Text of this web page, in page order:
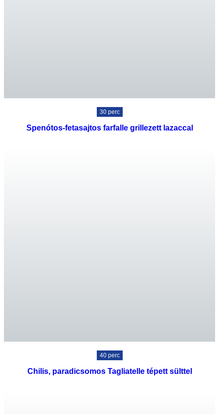
30 perc
Spenótos-fetasajtos farfalle grillezett lazaccal
40 perc
Chilis, paradicsomos Tagliatelle tépett sülttel